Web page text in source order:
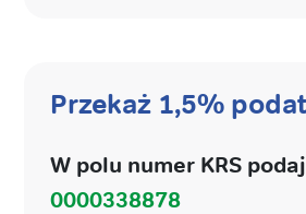
Przekaż 1,5%
W polu numer KRS
0000338878